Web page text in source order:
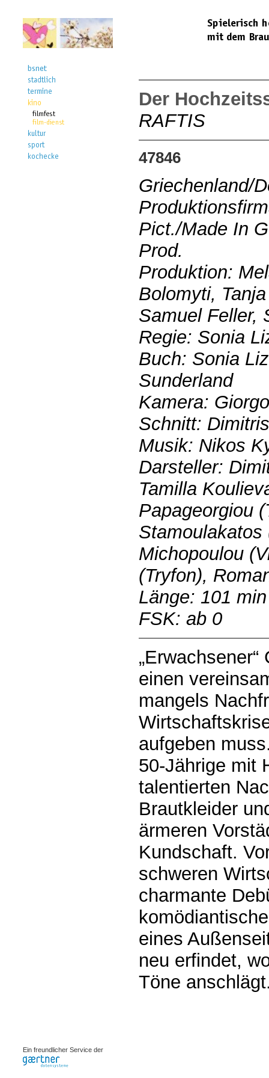
Der
RAFTIS
47846
Griechenland/
Pict./Made In
Prod.
Produktion:
Bolomyti,
Samuel Feller,
Regie: Sonia
Buch: Sonia
Sunderland
Kamera:
Schnitt:
Musik: Nikos
Darsteller:
Tamilla
Papageorgiou
Michopoulou
(Tryfon),
Länge: 101 min
FSK: ab 0
einen
mangels
aufgeben
50-Jährige mit
talentierten
Brautkleider
ärmeren
Kundschaft.
schweren
charmante
eines
neu erfindet,
Töne
Ein freundlicher Service der